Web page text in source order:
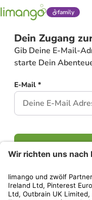
family
Dein Zugang
Gib Deine E-Mail-
starte Dein
E-Mail *